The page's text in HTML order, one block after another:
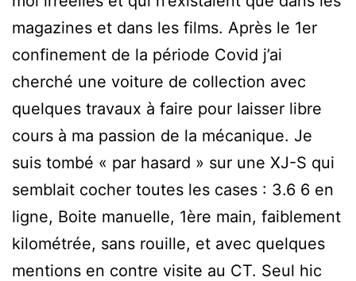
magazines et dans les films. Après le 1er
confinement de la période Covid j’ai
cherché une voiture de collection avec
quelques travaux à faire pour laisser libre
cours à ma passion de la mécanique. Je
suis tombé « par hasard » sur une XJ-S qui
semblait cocher toutes les cases : 3.6 6 en
ligne, Boite manuelle, 1ère main, faiblement
kilométrée, sans rouille, et avec quelques
mentions en contre visite au CT. Seul hic